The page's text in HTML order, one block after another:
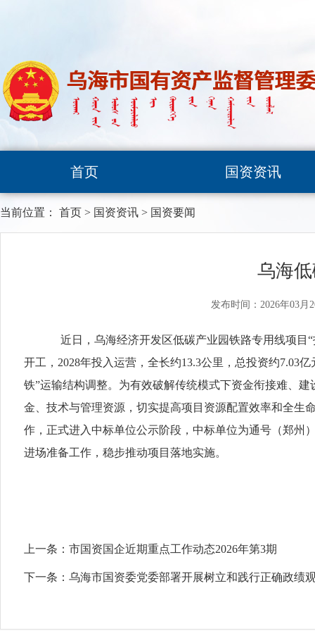
首页 国资资讯
当前位置： 首页 > 国资资讯 > 国资要闻
乌海
发布时间：2026年03月
近日，乌海经济开发区低碳产业园铁路专用线项目“投
开工，2028年投入运营‌，全长约13.3公里，总投资约7.03
铁”运输结构调整。为有效破解传统模式下资金衔接难、
金、技术与管理资源，切实提高项目资源配置效率和全生
作，正式进入中标单位公示阶段，中标单位为通号（郑州
进场准备工作，稳步推动项目落地实施。
上一条： 市国资国企近期重点工作动态2026年第3期
下一条： 乌海市国资委党委部署开展树立和践行正确政绩